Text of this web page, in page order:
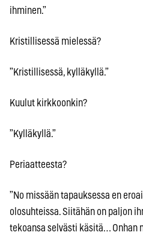
ihminen.”
Kristillisessä mielessä?
”Kristillisessä, kylläkyllä.”
Kuulut kirkkoonkin?
”Kylläkyllä.”
Periaatteesta?
”No missään tapauksessa en
olosuhteissa. Siitähän on paljon
tekoansa selvästi käsitä… Onhan